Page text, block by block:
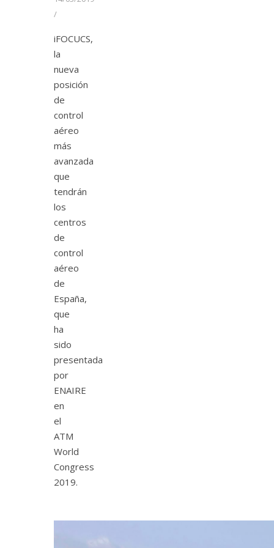
/
iFOCUCS,
la
nueva
posición
de
control
aéreo
más
avanzada
que
tendrán
los
centros
de
control
aéreo
de
España,
que
ha
sido
presentada
por
ENAIRE
en
el
ATM
World
Congress
2019.